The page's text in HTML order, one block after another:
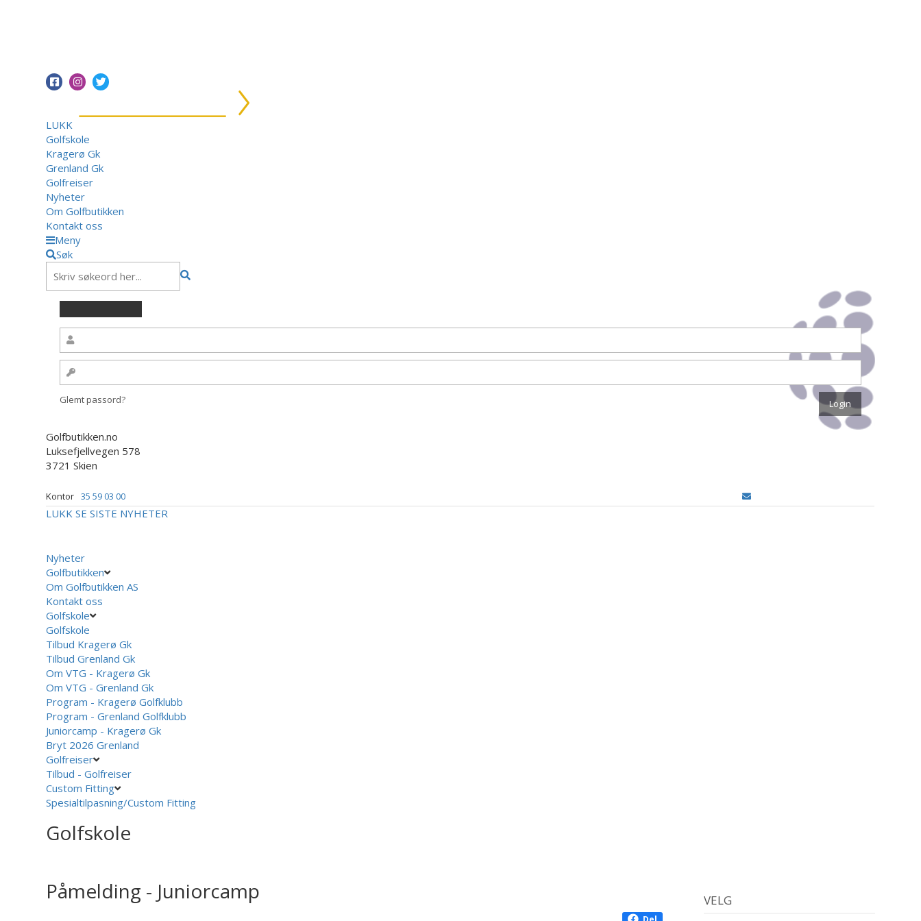
LUKK
Golfskole
Kragerø Gk
Grenland Gk
Golfreiser
Nyheter
Om Golfbutikken
Kontakt oss
Meny
Søk
Glemt passord?
Golfbutikken.no
Luksefjellvegen 578
3721 Skien
Kontor 35 59 03 00
LUKK SE SISTE NYHETER
Nyheter
Golfbutikken
Om Golfbutikken AS
Kontakt oss
Golfskole
Golfskole
Tilbud Kragerø Gk
Tilbud Grenland Gk
Om VTG - Kragerø Gk
Om VTG - Grenland Gk
Program - Kragerø Golfklubb
Program - Grenland Golfklubb
Juniorcamp - Kragerø Gk
Bryt 2026 Grenland
Golfreiser
Tilbud - Golfreiser
Custom Fitting
Spesialtilpasning/Custom Fitting
Golfskole
Påmelding - Juniorcamp VELG